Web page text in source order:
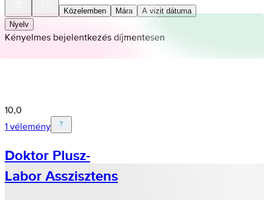
Közelemben Mára
A vizit dátuma
Nyelv
Kényelmes bejelentkezés díjmentesen
10,0
1 vélemény
Doktor Plusz-
Labor Asszisztens